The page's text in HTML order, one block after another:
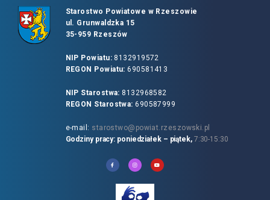
Starostwo Powiatowe w Rzeszowie
ul. Grunwaldzka 15
35-959 Rzeszów
NIP Powiatu:8132919572
REGON Powiatu: 690581413
NIP Starostwa: 8132968582
REGON Starostwa: 690587999
e-mail: starostwo@powiat.rzeszowski.pl
Godziny pracy: poniedziałek – piątek, 7:30-15:30